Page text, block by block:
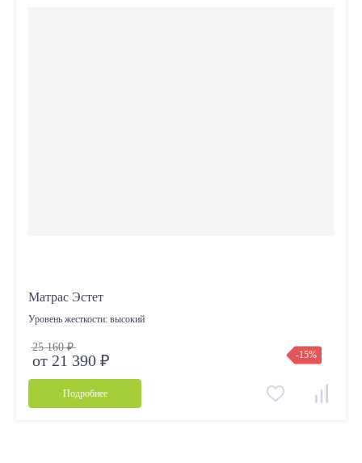
Матрас Эстет
Уровень жесткости: высокий
25 160 ₽
от 21 390 ₽ -15%
Подробнее